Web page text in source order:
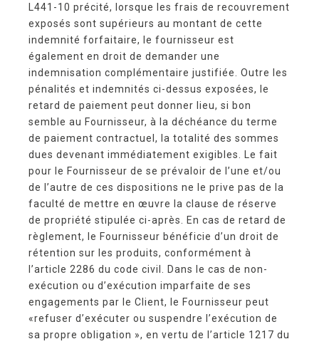
L441-10 précité, lorsque les frais de recouvrement
exposés sont supérieurs au montant de cette
indemnité forfaitaire, le fournisseur est
également en droit de demander une
indemnisation complémentaire justifiée. Outre les
pénalités et indemnités ci-dessus exposées, le
retard de paiement peut donner lieu, si bon
semble au Fournisseur, à la déchéance du terme
de paiement contractuel, la totalité des sommes
dues devenant immédiatement exigibles. Le fait
pour le Fournisseur de se prévaloir de l’une et/ou
de l’autre de ces dispositions ne le prive pas de la
faculté de mettre en œuvre la clause de réserve
de propriété stipulée ci-après. En cas de retard de
règlement, le Fournisseur bénéficie d’un droit de
rétention sur les produits, conformément à
l’article 2286 du code civil. Dans le cas de non-
exécution ou d’exécution imparfaite de ses
engagements par le Client, le Fournisseur peut
«refuser d’exécuter ou suspendre l’exécution de
sa propre obligation », en vertu de l’article 1217 du